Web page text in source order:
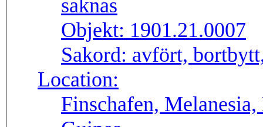
Objekt: 1901.21.0007
Sakord: avfört,
Location:
Finschafen,